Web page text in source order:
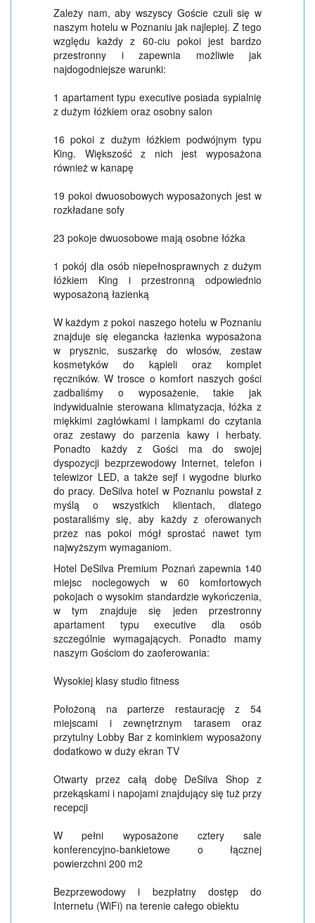
Zależy nam, aby wszyscy Goście czuli się w
naszym hotelu w Poznaniu jak najlepiej. Z tego
względu każdy z 60-ciu pokoi jest bardzo
przestronny i zapewnia możliwie jak
najdogodniejsze warunki:
1 apartament typu executive posiada sypialnię
z dużym łóżkiem oraz osobny salon
16 pokoi z dużym łóżkiem podwójnym typu
King. Większość z nich jest wyposażona
również w kanapę
19 pokoi dwuosobowych wyposażonych jest w
rozkładane sofy
23 pokoje dwuosobowe mają osobne łóżka
1 pokój dla osób niepełnosprawnych z dużym
łóżkiem King i przestronną odpowiednio
wyposażoną łazienką
W każdym z pokoi naszego hotelu w Poznaniu
znajduje się elegancka łazienka wyposażona
w prysznic, suszarkę do włosów, zestaw
kosmetyków do kąpieli oraz komplet
ręczników. W trosce o komfort naszych gości
zadbaliśmy o wyposażenie, takie jak
indywidualnie sterowana klimatyzacja, łóżka z
miękkimi zagłówkami i lampkami do czytania
oraz zestawy do parzenia kawy i herbaty.
Ponadto każdy z Gości ma do swojej
dyspozycji bezprzewodowy Internet, telefon i
telewizor LED, a także sejf i wygodne biurko
do pracy. DeSilva hotel w Poznaniu powstał z
myślą o wszystkich klientach, dlatego
postaraliśmy się, aby każdy z oferowanych
przez nas pokoi mógł sprostać nawet tym
najwyższym wymaganiom.
Hotel DeSilva Premium Poznań zapewnia 140
miejsc noclegowych w 60 komfortowych
pokojach o wysokim standardzie wykończenia,
w tym znajduje się jeden przestronny
apartament typu executive dla osób
szczególnie wymagających. Ponadto mamy
naszym Gościom do zaoferowania:
Wysokiej klasy studio fitness
Położoną na parterze restaurację z 54
miejscami i zewnętrznym tarasem oraz
przytulny Lobby Bar z kominkiem wyposażony
dodatkowo w duży ekran TV
Otwarty przez całą dobę DeSilva Shop z
przekąskami i napojami znajdujący się tuż przy
recepcji
W pełni wyposażone cztery sale
konferencyjno-bankietowe o łącznej
powierzchni 200 m2
Bezprzewodowy i bezpłatny dostęp do
Internetu (WiFi) na terenie całego obiektu